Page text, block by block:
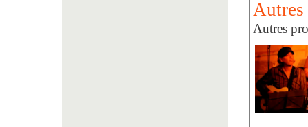
Autres
Autres